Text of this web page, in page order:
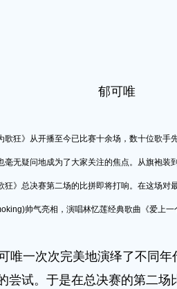
郁可唯
狂》从开播至今已比赛十余场，数十位歌手
无疑问地成为了大家关注的焦点。从旗袍装
狂》总决赛第二场的比拼即将打响。在这场对
帅气亮相，演唱林忆莲经典歌曲《爱上一
一次次完美地演绎了不同年
尝试。于是在总决赛的第二